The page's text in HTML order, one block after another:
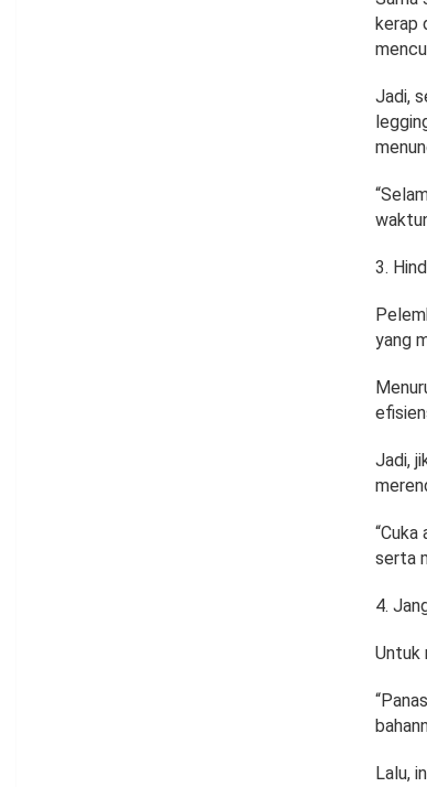
kerap
Jadi,
yang
Jadi,
serta
Untuk
Lalu,